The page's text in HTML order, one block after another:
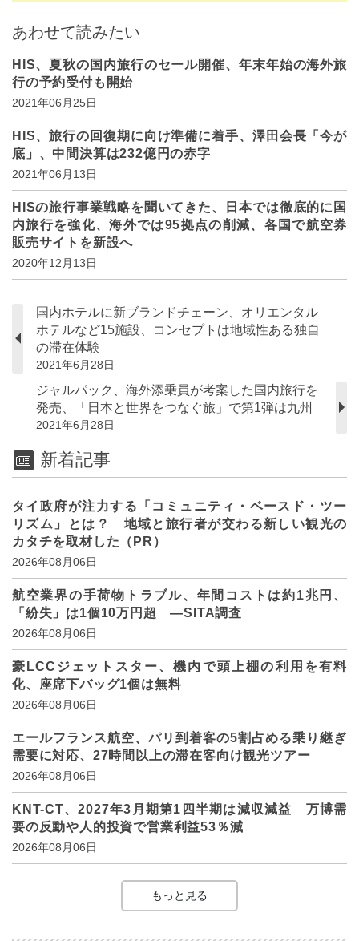
あわせて読みたい
HIS、夏秋の国内旅行のセール開催、年末年始の海外旅
行の予約受付も開始
2021年06月25日
HIS、旅行の回復期に向け準備に着手、澤田会長「今が
底」、中間決算は232億円の赤字
2021年06月13日
HISの旅行事業戦略を聞いてきた、日本では徹底的に国
内旅行を強化、海外では95拠点の削減、各国で航空券
販売サイトを新設へ
2020年12月13日
国内ホテルに新ブランドチェーン、オリエンタル
ホテルなど15施設、コンセプトは地域性ある独自
の滞在体験
2021年6月28日
ジャルパック、海外添乗員が考案した国内旅行を
発売、「日本と世界をつなぐ旅」で第1弾は九州
2021年6月28日
新着記事
タイ政府が注力する「コミュニティ・ベースド・ツー
リズム」とは？ 地域と旅行者が交わる新しい観光の
カタチを取材した（PR）
2026年08月06日
航空業界の手荷物トラブル、年間コストは約1兆円、
「紛失」は1個10万円超 ―SITA調査
2026年08月06日
豪LCCジェットスター、機内で頭上棚の利用を有料
化、座席下バッグ1個は無料
2026年08月06日
エールフランス航空、パリ到着客の5割占める乗り継ぎ
需要に対応、27時間以上の滞在客向け観光ツアー
2026年08月06日
KNT-CT、2027年3月期第1四半期は減収減益 万博需
要の反動や人的投資で営業利益53％減
2026年08月06日
もっと見る